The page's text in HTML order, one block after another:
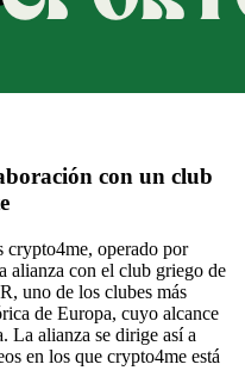
con un club
crypto4me, operado por
alianza con el club griego de
uno de los clubes más
de Europa, cuyo alcance
La alianza se dirige así a
en los que crypto4me está